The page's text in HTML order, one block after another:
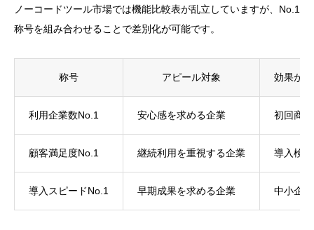
ノーコードツール市場では機能比較表が乱立していますが、No.1
称号を組み合わせることで差別化が可能です。
称号 アピール対象 効果が
利用企業数No.1 安心感を求める企業 初回商談
顧客満足度No.1 継続利用を重視する企業 導入検
導入スピードNo.1 早期成果を求める企業 中小企